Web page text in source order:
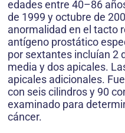
edades entre 40–86
de 1999 y octubre de
anormalidad en el tacto
antígeno prostático
por sextantes incluían 2
media y dos apicales.
apicales adicionales.
con seis cilindros y 90
examinado para
cáncer.